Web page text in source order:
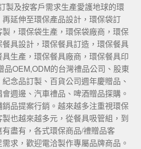
製及按客戶需求生產愛護地球的環
延伸至環保產品設計，環保袋訂
，環保袋生產，環保袋廠商，環保
具設計，環保餐具訂造，環保餐具
生產，環保餐具廠商，環保餐具印
品OEM,ODM的台灣禮品公司、股東
念品訂製、百貨公司週年慶贈品、
週邊、汽車禮品、啤酒贈品探購。
品提案行銷。越來越多注重視環保
也越來越多元，從餐具吸管組，到
盡有，各式環保商品/禮贈品客
求，歡迎電洽製作專屬品牌商品。